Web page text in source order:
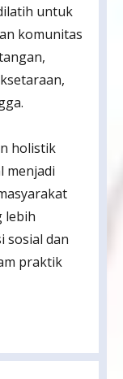
untuk
komunitas
holistik
menjadi
lebih
sosial dan
praktik